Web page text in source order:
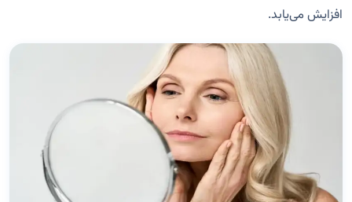
افزایش می‌یابد.